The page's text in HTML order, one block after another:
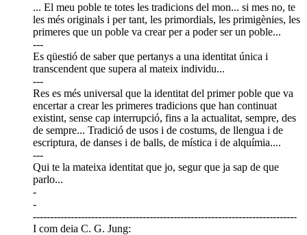
... El meu poble te totes les tradicions del mon... si mes no, te
les més originals i per tant, les primordials, les primigènies, les
primeres que un poble va crear per a poder ser un poble...
---
Es qüestió de saber que pertanys a una identitat única i
transcendent que supera al mateix individu...
---
Res es més universal que la identitat del primer poble que va
encertar a crear les primeres tradicions que han continuat
existint, sense cap interrupció, fins a la actualitat, sempre, des
de sempre... Tradició de usos i de costums, de llengua i de
escriptura, de danses i de balls, de mística i de alquímia....
---
Qui te la mateixa identitat que jo, segur que ja sap de que
parlo...
-
-
-----------------------------------------------------------------------------
I com deia C. G. Jung: